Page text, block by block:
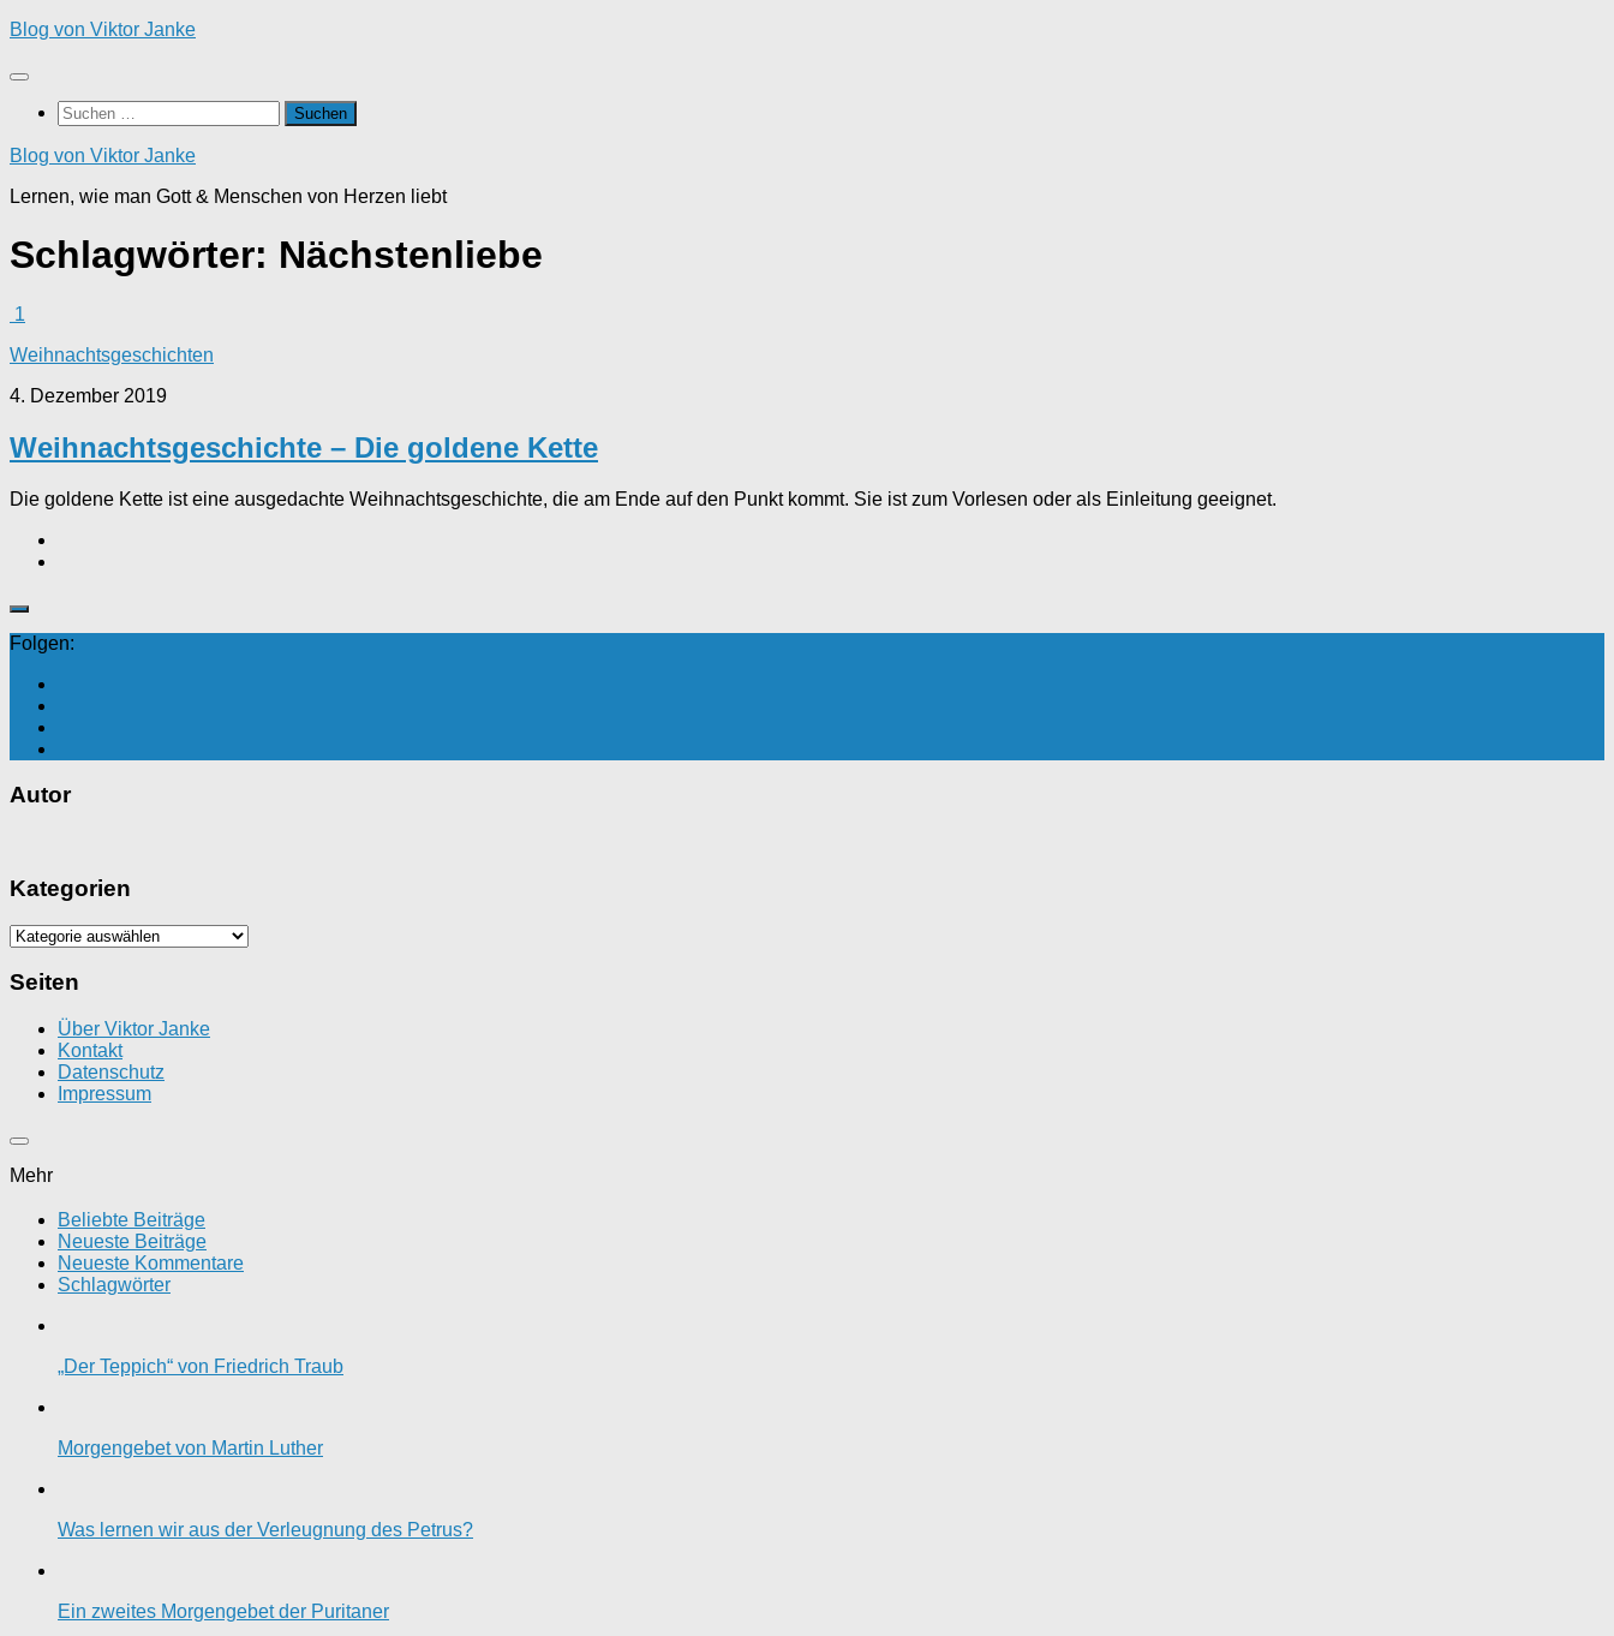
Zum
springen
Blog von Viktor Janke
Suchen
nach:
Blog von Viktor Janke
Lernen, wie man Gott & Menschen von Herzen liebt
Schlagwörter: Nächstenliebe
1
Weihnachtsgeschichten
4. Dezember 2019
Weihnachtsgeschichte – Die goldene Kette
Die goldene Kette ist eine ausgedachte Weihnachtsgeschichte, die am Ende auf den Punkt kommt. Sie ist zum Vorlesen oder als Einleitung geeignet.
Folgen:
Autor
Kategorien
Kategorien
Seiten
Über Viktor Janke
Kontakt
Datenschutz
Impressum
Mehr
Beliebte Beiträge
Neueste Beiträge
Neueste Kommentare
Schlagwörter
„Der Teppich“ von Friedrich Traub
Morgengebet von Martin Luther
Was lernen wir aus der Verleugnung des Petrus?
Ein zweites Morgengebet der Puritaner